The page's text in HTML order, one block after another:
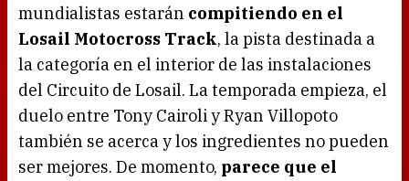
mundialistas estarán compitiendo en el
Losail Motocross Track, la pista destinada a
la categoría en el interior de las instalaciones
del Circuito de Losail. La temporada empieza, el
duelo entre Tony Cairoli y Ryan Villopoto
también se acerca y los ingredientes no pueden
ser mejores. De momento, parece que el